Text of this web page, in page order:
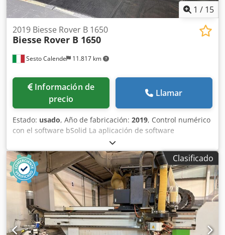
1 / 15
Sesto Calende 11.817 km
2019 Biesse Rover B 1650
Biesse Rover B 1650
Información de
precio
Llamar
Estado: usado, Año de fabricación: 2019, Control numérico
con el software bSolid La aplicación de software
multidocumento en entorno Windows permite la el diseño
del producto terminado, la definición de sus procesos, la
definición del plan de trabajo, la Simulación de las
operaciones de mecanizado de la pieza sobre el modelo
3D de la máquina y generación de los programas de
máquina necesarios. bSolid - Mecanizado de 3 ejes bSolid
- Módulo de mecanizado de 5 ejes para el mecanizado de
superficies con unidades de 5 ejes y movimientos de
interpolación en Los 5 ejes disponibles (X, Y, Z, C, B). El
Clasificado